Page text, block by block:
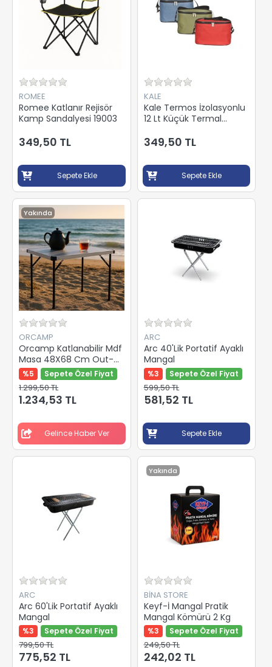
ROMEE
Romee Katlanır Rejisör
Kamp Sandalyesi 19003
349,50 TL
Sepete Ekle
KALE
Kale Termos İzolasyonlu
12 Lt Küçük Termal
349,50 TL
Sepete Ekle
Yakında
ORCAMP
Orcamp Katlanabilir Mdf
Masa 48X68 Cm Out-
2110
%5 Sepete Özel Fiyat
1.299,50 TL
1.234,53 TL
Gelince Haber Ver
ARC
Arc 40'Lik Portatif Ayaklı
Mangal
%3 Sepete Özel Fiyat
599,50 TL
581,52 TL
Sepete Ekle
ARC
Arc 60'Lik Portatif Ayaklı
Mangal
%3 Sepete Özel Fiyat
799,50 TL
775,52 TL
Yakında
BİNA STORE
Keyf-İ Mangal Pratik
Mangal Kömürü 2 Kg
%3 Sepete Özel Fiyat
249,50 TL
242,02 TL